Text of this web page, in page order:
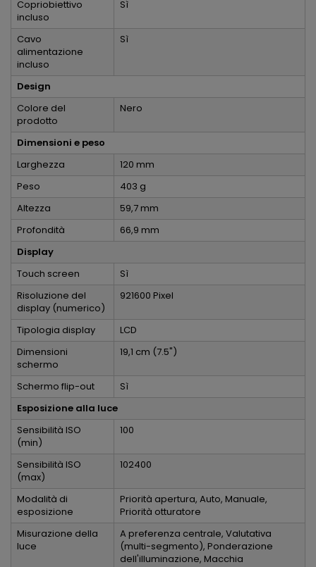
Copriobiettivo
incluso
Sì
Cavo
alimentazione
incluso
Sì
Design
Colore del
prodotto
Nero
Dimensioni e peso
Larghezza
120 mm
Peso
403 g
Altezza
59,7 mm
Profondità
66,9 mm
Display
Touch screen
Sì
Risoluzione del
display (numerico)
921600 Pixel
Tipologia display
LCD
Dimensioni
schermo
19,1 cm (7.5")
Schermo flip-out
Sì
Esposizione alla luce
Sensibilità ISO
(min)
100
Sensibilità ISO
(max)
102400
Modalità di
esposizione
Priorità apertura, Auto, Manuale,
Priorità otturatore
Misurazione della
luce
A preferenza centrale, Valutativa
(multi-segmento), Ponderazione
dell'illuminazione, Macchia